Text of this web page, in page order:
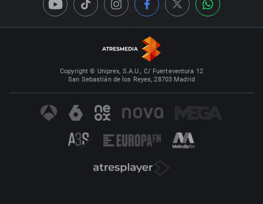
Copyright © Uniprex, S.A.U., C/ Fuerteventura 12
San Sebastián de los Reyes, 28703 Madrid